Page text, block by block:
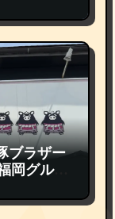
ブラザー
岡グルメ